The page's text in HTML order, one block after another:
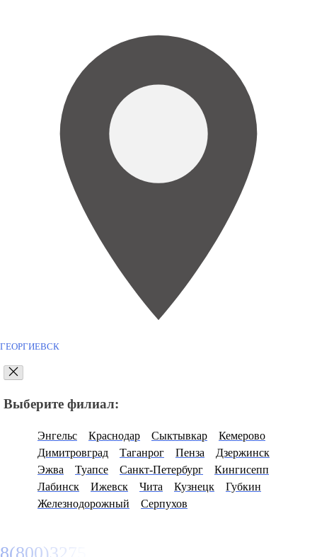
ГЕОРГИЕВСК
Выберите филиал:
Энгельс Краснодар Сыктывкар
Кемерово
Димитровград
Таганрог Пенза
Дзержинск
Эжва
Туапсе Санкт-Петербург
Кингисепп
Лабинск
Ижевск Чита Кузнецк
Губкин
Железнодорожный
Серпухов